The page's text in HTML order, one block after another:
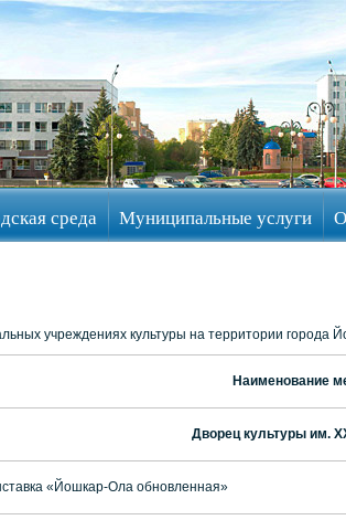
среда Муниципальные услуги
учреждениях культуры на территории
Наименование
Дворец культуры им.
«Йошкар-Ола обновленная»